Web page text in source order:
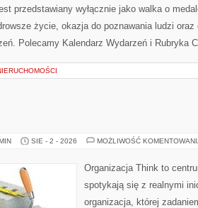
przedstawiany wyłącznie jako walka o
życie, okazja do poznawania ludzi oraz
Polecamy Kalendarz Wydarzeń i Rubryka
SIE - 2 - 2026 MOŻLIWOŚĆ
Organizacja Think to
spotykają się z realnymi
organizacja, której